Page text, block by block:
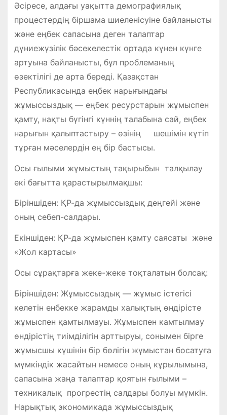
Әсіресе, алдағы уақытта демографиялық
процестердің біршама шиеленісуіне байланысты
және еңбек сапасына деген талаптар
дүниежүзілік бәсекелестік ортада күнен күнге
артуына байланысты, бұл проблеманың
өзектілігі де арта береді. Қазақстан
Республикасында еңбек нарығындағы
жұмыссыздық — еңбек ресурстарын жұмыспен
қамту, нақты бүгінгі күннің талабына сай, еңбек
нарығын қалыптастыру – өзінің шешімін күтіп
тұрған мәселердін ең бір бастысы.
Осы ғылыми жұмыстың тақырыбын талқылау
екі бағытта қарастырылмақшы:
Біріншіден: ҚР-да жұмыссыздық деңгейі және
оның себеп-салдары.
Екіншіден: ҚР-да жұмыспен қамту саясаты және
«Жол картасы»
Осы сұрақтарға жеке-жеке тоқталатын болсақ:
Біріншіден: Жұмыссыздық — жұмыс істегісі
келетін енбекке жарамды халықтың өндірісте
жұмыспен қамтылмауы. Жұмыспен камтылмау
өндірістің тиімділігін арттыруы, сонымен бірге
жұмысшы күшінін бір бөлігін жұмыстан босатуға
мүмкіндік жасайтын немесе оның кұрылымына,
сапасына жаңа талаптар қоятын ғылыми –
техникалық прогрестің салдары болуы мүмкін.
Нарықтық экономикада жұмыссыздық